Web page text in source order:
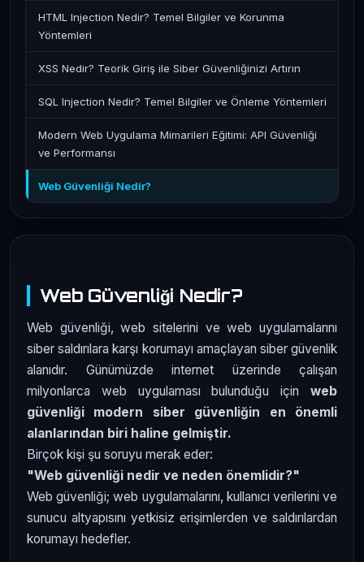
Web Güvenliği Nedir?
Web güvenliği, web sitelerini ve web uygulamalarını
siber saldırılara karşı korumayı amaçlayan siber güvenlik
alanıdır. Günümüzde internet üzerinde çalışan
milyonlarca web uygulaması bulunduğu için web
güvenliği modern siber güvenliğin en önemli
alanlarından biri haline gelmiştir.
Birçok kişi şu soruyu merak eder:
"Web güvenliği nedir ve neden önemlidir?"
Web güvenliği; web uygulamalarını, kullanıcı verilerini ve
sunucu altyapısını yetkisiz erişimlerden ve saldırılardan
korumayı hedefler.
HTML Injection Nedir? Temel Bilgiler ve Korunma
Yöntemleri
XSS Nedir? Teorik Giriş ile Siber Güvenliğinizi Artırın
SQL Injection Nedir? Temel Bilgiler ve Önleme Yöntemleri
Modern Web Uygulama Mimarileri Eğitimi: API Güvenliği
ve Performansı
Web Güvenliği Nedir?